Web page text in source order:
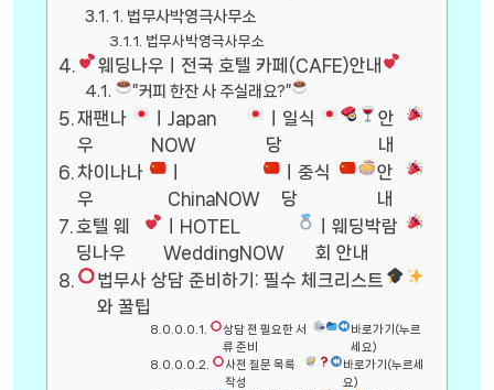
1. 법무사박영극사무소
법무사박영극사무소
웨딩나우ㅣ전국 호텔 카페(CAFE)안내
”커피 한잔 사 주실래요?”
재팬나
우
ㅣJapan
NOW
ㅣ일식
당
안
내
차이나나
우
ChinaNOW
ㅣ중식
당
안
내
호텔 웨
딩나우
ㅣHOTEL
WeddingNOW
ㅣ웨딩박람
회 안내
법무사 상담 준비하기: 필수 체크리스트
와 꿀팁
상담 전 필요한 서
류 준비
바로가기(누르
세요)
사전 질문 목록
작성
바로가기(누르세
요)